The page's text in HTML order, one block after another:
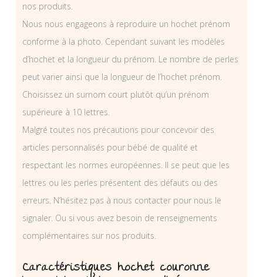
nos produits.
Nous nous engageons à reproduire un hochet prénom
conforme à la photo. Cependant suivant les modèles
d’hochet et la longueur du prénom. Le nombre de perles
peut varier ainsi que la longueur de l’hochet prénom.
Choisissez un surnom court plutôt qu’un prénom
supérieure à 10 lettres.
Malgré toutes nos précautions pour concevoir des
articles personnalisés pour bébé de qualité et
respectant les normes européennes. Il se peut que les
lettres ou les perles présentent des défauts ou des
erreurs. N’hésitez pas à nous contacter pour nous le
signaler. Ou si vous avez besoin de renseignements
complémentaires sur nos produits.
Caractéristiques hochet couronne